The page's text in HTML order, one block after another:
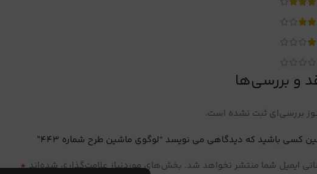
و بررسی‌ها
بررسی‌ای ثبت نشده است.
کسی باشید که دیدگاهی می نویسد “لوگوی ماشین طرح شماره 443”
ایمیل شما منتشر نخواهد شد. بخش‌های موردنیاز علامت‌گذاری شده‌اند*